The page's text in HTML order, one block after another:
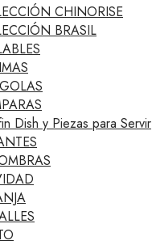
CHINORISE
BRASIL
Dish y Piezas para Servir